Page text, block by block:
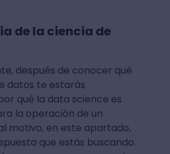
de la ciencia de
después de conocer qué
datos te estarás
qué la data science es
la operación de un
motivo, en este apartado,
que estás buscando.